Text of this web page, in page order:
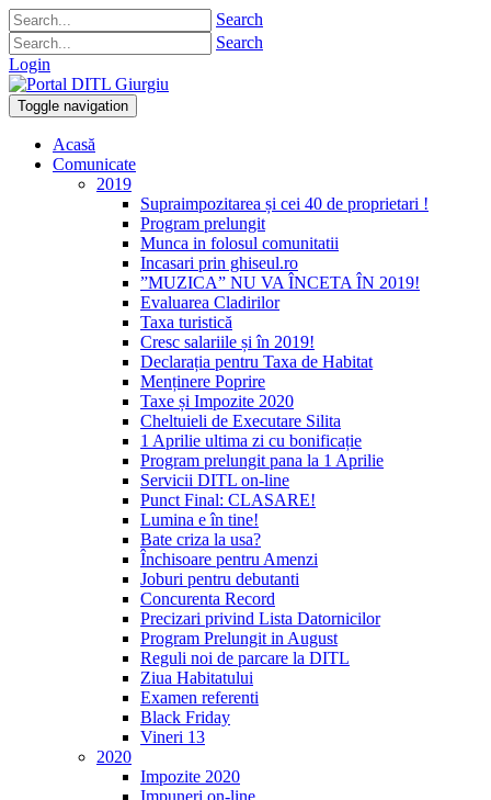
Search
Search
Login
Toggle navigation
Acasă
Comunicate
2019
Supraimpozitarea și cei 40 de proprietari !
Program prelungit
Munca in folosul comunitatii
Incasari prin ghiseul.ro
”MUZICA” NU VA ÎNCETA ÎN 2019!
Evaluarea Cladirilor
Taxa turistică
Cresc salariile și în 2019!
Declarația pentru Taxa de Habitat
Menținere Poprire
Taxe și Impozite 2020
Cheltuieli de Executare Silita
1 Aprilie ultima zi cu bonificație
Program prelungit pana la 1 Aprilie
Servicii DITL on-line
Punct Final: CLASARE!
Lumina e în tine!
Bate criza la usa?
Închisoare pentru Amenzi
Joburi pentru debutanti
Concurenta Record
Precizari privind Lista Datornicilor
Program Prelungit in August
Reguli noi de parcare la DITL
Ziua Habitatului
Examen referenti
Black Friday
Vineri 13
2020
Impozite 2020
Impuneri on-line